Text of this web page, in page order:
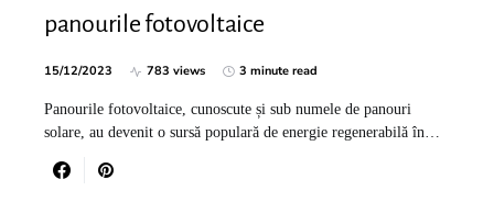
panourile fotovoltaice
15/12/2023 783 views 3 minute read
Panourile fotovoltaice, cunoscute și sub numele de panouri
solare, au devenit o sursă populară de energie regenerabilă în…